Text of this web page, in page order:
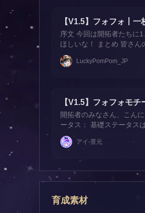
【V1.5】フォフォ丨
序文 今回は開拓者たちに
ほしいな！ まとめ 皆さん
ャンネル登録お願いしま
LuckyPomPom_JP
【V1.5】フォフォモ
開拓者のみなさん、こん
ータス： 基礎ステータス
く3つあります。 EP回復
ステータス。とても寛大な
アイ-景元
育成素材